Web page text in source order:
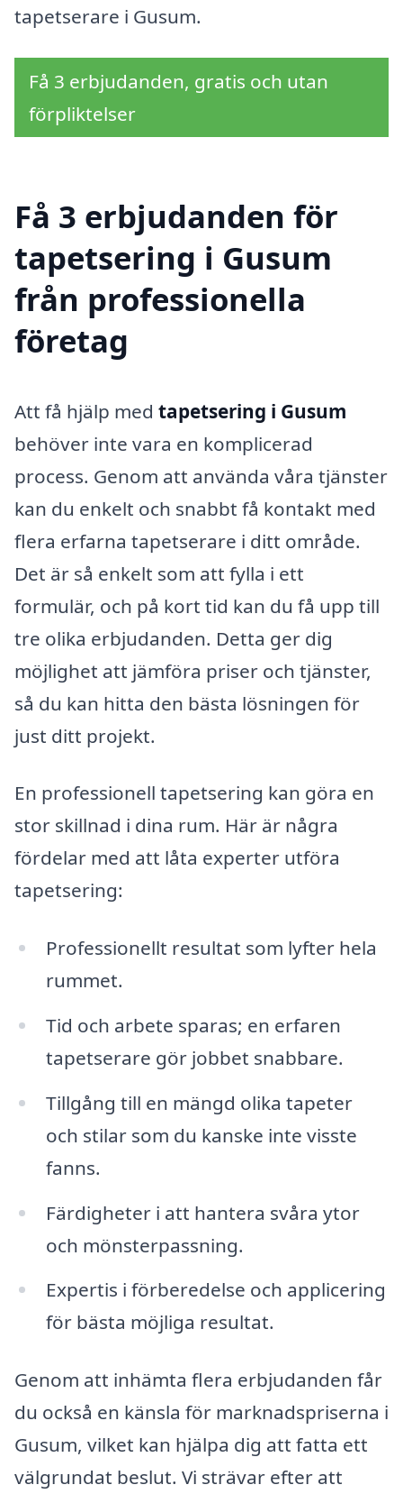
tapetserare i Gusum.
Få 3 erbjudanden, gratis och utan
förpliktelser
Få 3 erbjudanden för
tapetsering i Gusum
från professionella
företag
Att få hjälp med tapetsering i Gusum
behöver inte vara en komplicerad
process. Genom att använda våra tjänster
kan du enkelt och snabbt få kontakt med
flera erfarna tapetserare i ditt område.
Det är så enkelt som att fylla i ett
formulär, och på kort tid kan du få upp till
tre olika erbjudanden. Detta ger dig
möjlighet att jämföra priser och tjänster,
så du kan hitta den bästa lösningen för
just ditt projekt.
En professionell tapetsering kan göra en
stor skillnad i dina rum. Här är några
fördelar med att låta experter utföra
tapetsering:
Professionellt resultat som lyfter hela
rummet.
Tid och arbete sparas; en erfaren
tapetserare gör jobbet snabbare.
Tillgång till en mängd olika tapeter
och stilar som du kanske inte visste
fanns.
Färdigheter i att hantera svåra ytor
och mönsterpassning.
Expertis i förberedelse och applicering
för bästa möjliga resultat.
Genom att inhämta flera erbjudanden får
du också en känsla för marknadspriserna i
Gusum, vilket kan hjälpa dig att fatta ett
välgrundat beslut. Vi strävar efter att